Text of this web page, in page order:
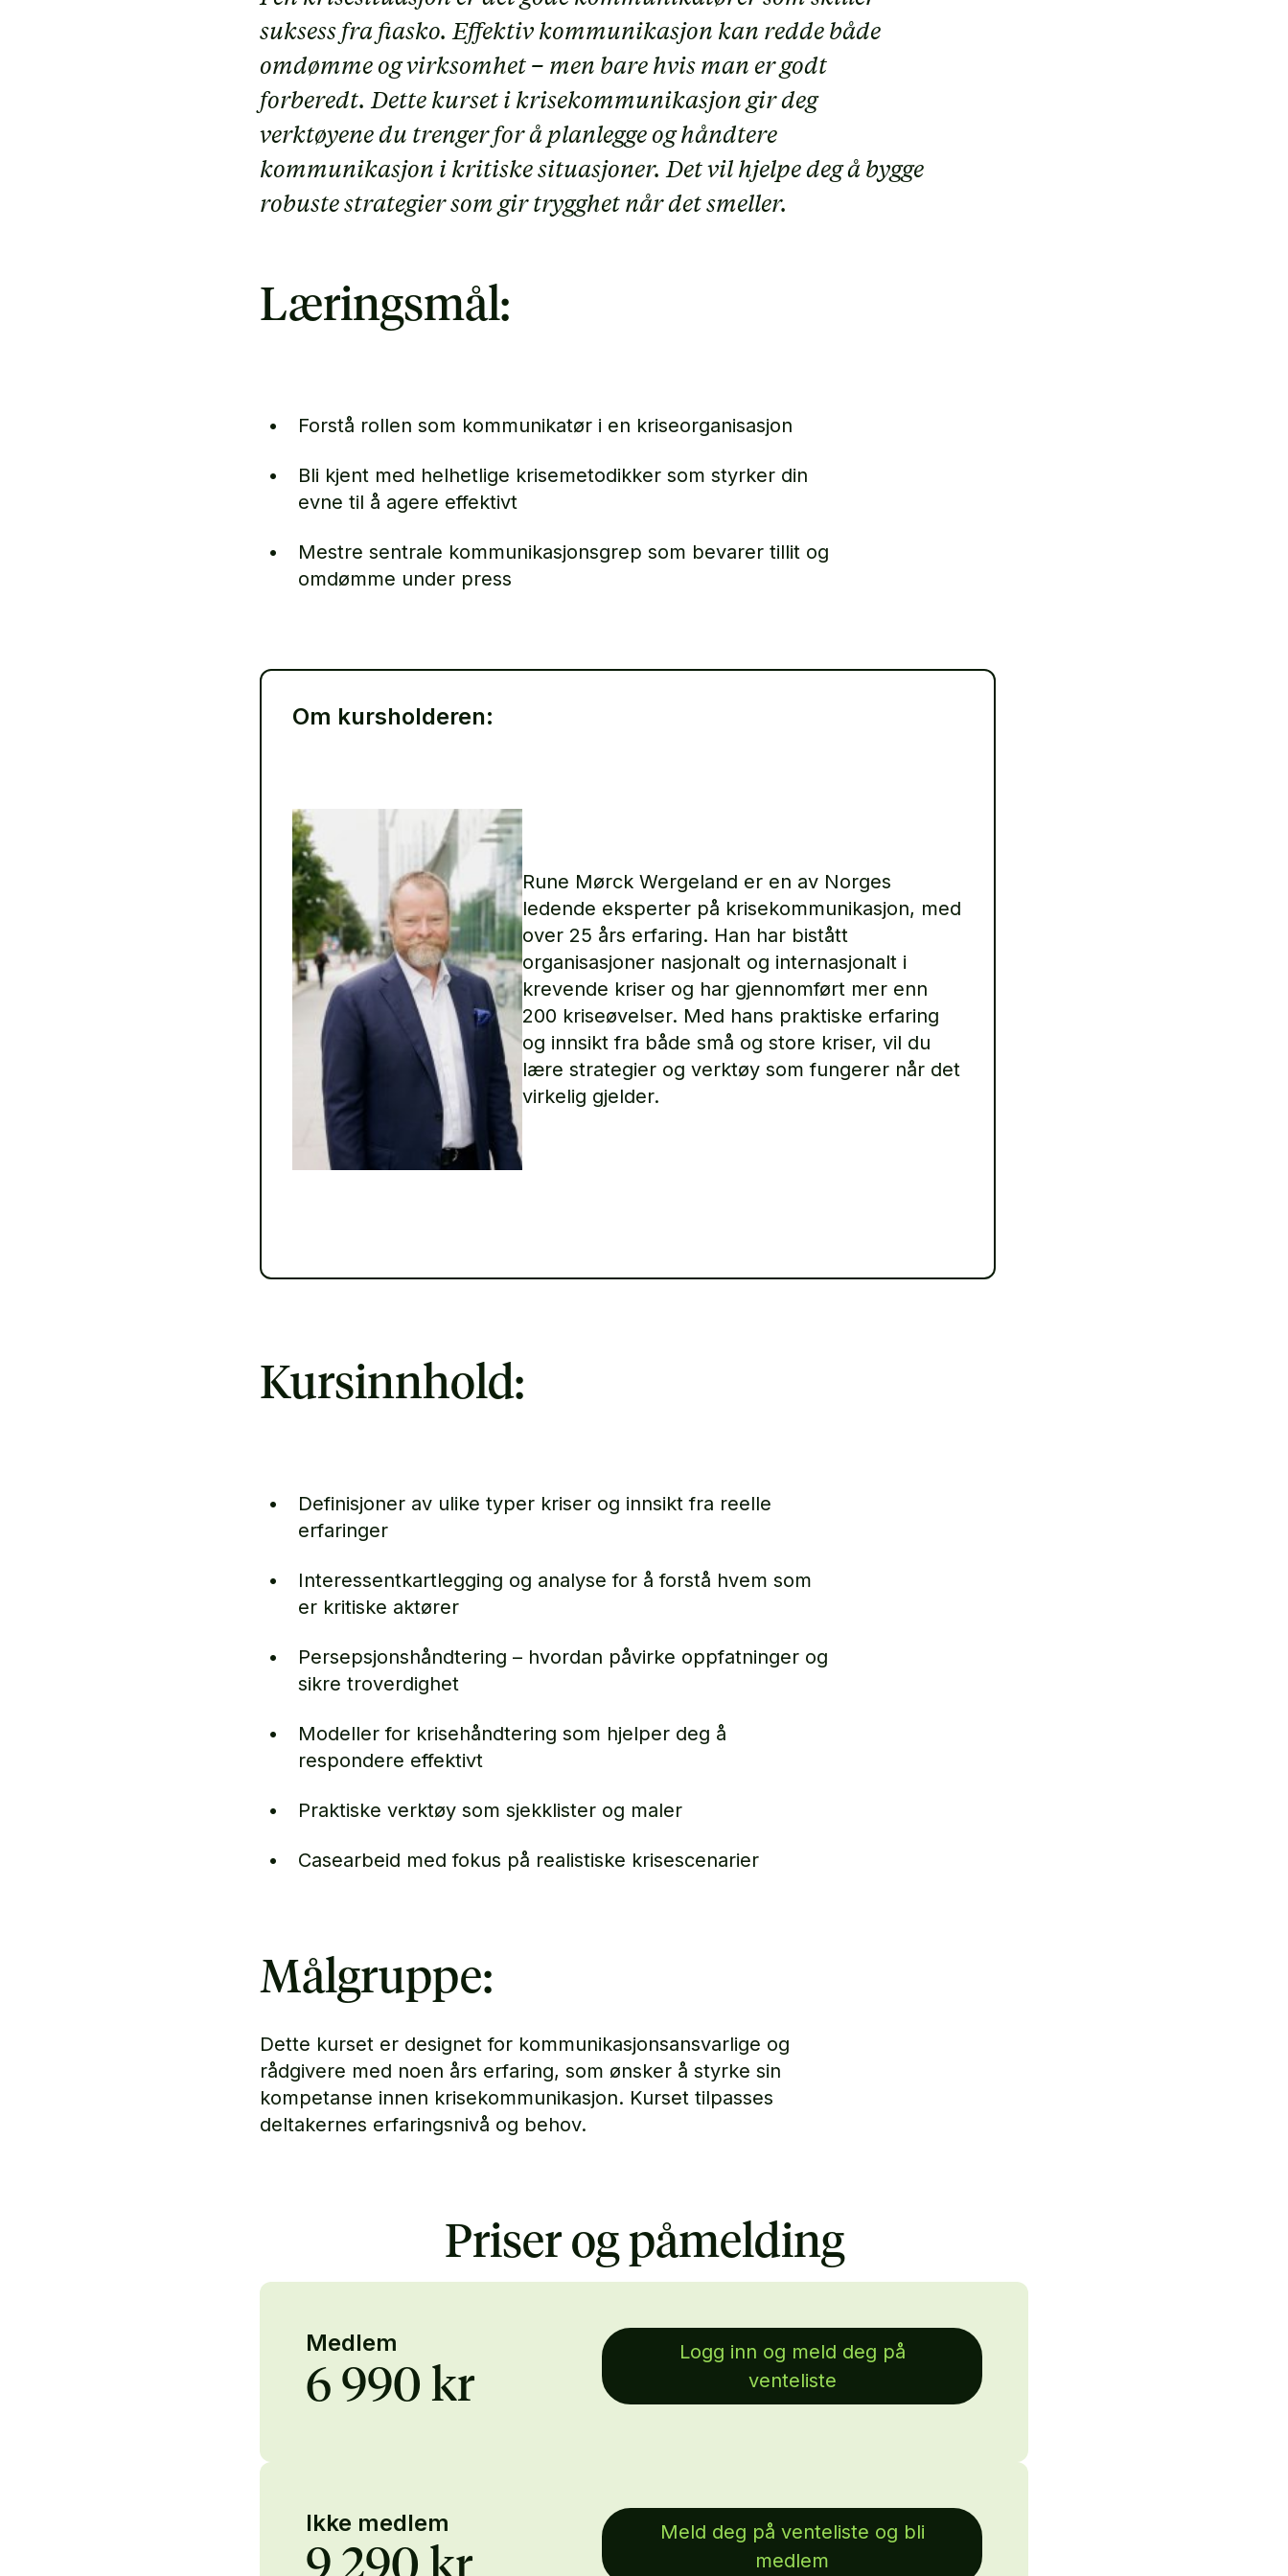
suksess fra fiasko. Effektiv kommunikasjon kan redde både
omdømme og virksomhet – men bare hvis man er godt
forberedt. Dette kurset i krisekommunikasjon gir deg
verktøyene du trenger for å planlegge og håndtere
kommunikasjon i kritiske situasjoner. Det vil hjelpe deg å bygge
robuste strategier som gir trygghet når det smeller.
Læringsmål:
Forstå rollen som kommunikatør i en kriseorganisasjon
Bli kjent med helhetlige krisemetodikker som styrker din
evne til å agere effektivt
Mestre sentrale kommunikasjonsgrep som bevarer tillit og
omdømme under press
Om kursholderen:
Rune Mørck Wergeland er en av Norges
ledende eksperter på krisekommunikasjon, med
over 25 års erfaring. Han har bistått
organisasjoner nasjonalt og internasjonalt i
krevende kriser og har gjennomført mer enn
200 kriseøvelser. Med hans praktiske erfaring
og innsikt fra både små og store kriser, vil du
lære strategier og verktøy som fungerer når det
virkelig gjelder.
Kursinnhold:
Definisjoner av ulike typer kriser og innsikt fra reelle
erfaringer
Interessentkartlegging og analyse for å forstå hvem som
er kritiske aktører
Persepsjonshåndtering – hvordan påvirke oppfatninger og
sikre troverdighet
Modeller for krisehåndtering som hjelper deg å
respondere effektivt
Praktiske verktøy som sjekklister og maler
Casearbeid med fokus på realistiske krisescenarier
Målgruppe:
Dette kurset er designet for kommunikasjonsansvarlige og
rådgivere med noen års erfaring, som ønsker å styrke sin
kompetanse innen krisekommunikasjon. Kurset tilpasses
deltakernes erfaringsnivå og behov.
Priser og påmelding
Medlem
6 990 kr
Logg inn og meld deg på
venteliste
Ikke medlem
Meld deg på venteliste og bli
medlem